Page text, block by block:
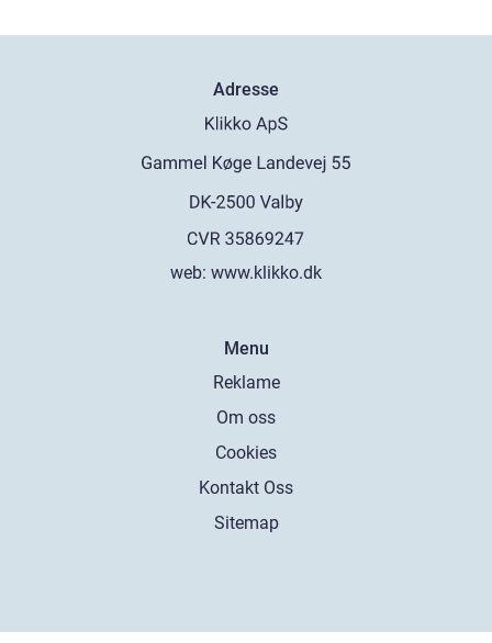
Adresse
web: www.klikko.dk
Menu
Reklame
Om oss
Cookies
Kontakt Oss
Sitemap